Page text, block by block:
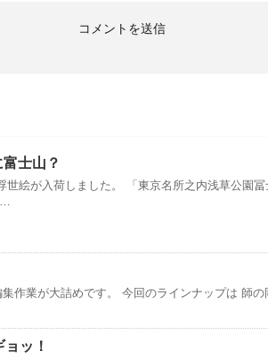
士山？
世絵が入荷しました。 「東京名所之内浅草公園
…
作業が大詰めです。 今回のラインナップは 師
ッ！